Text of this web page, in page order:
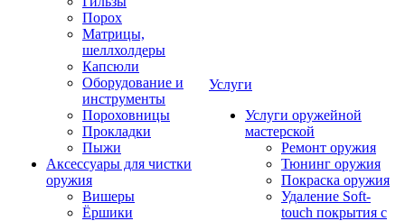
Порох
Матрицы,
шеллхолдеры
Капсюли
Оборудование и
инструменты
Пороховницы
Прокладки
Пыжи
Аксессуары для чистки
оружия
Вишеры
Ёршики
Услуги
Услуги оружейной
мастерской
Ремонт оружия
Тюнинг оружия
Покраска оружия
Удаление Soft-
touch покрытия с